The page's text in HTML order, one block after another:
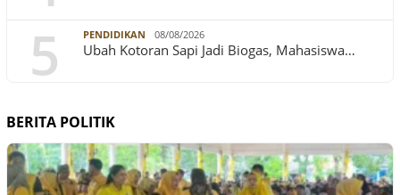
5 PENDIDIKAN 08/08/2026
Ubah Kotoran Sapi Jadi Biogas, Mahasiswa…
BERITA POLITIK